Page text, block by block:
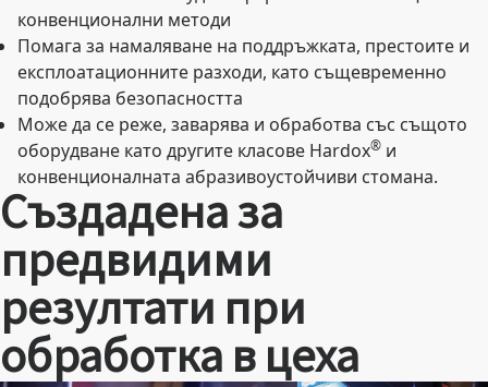
конвенционални методи
Помага за намаляване на поддръжката, престоите и
експлоатационните разходи, като същевременно
подобрява безопасността
Може да се реже, заварява и обработва със същото
оборудване като другите класове Hardox® и
конвенционалната абразивоустойчиви стомана.
Създадена за
предвидими
резултати при
обработка в цеха